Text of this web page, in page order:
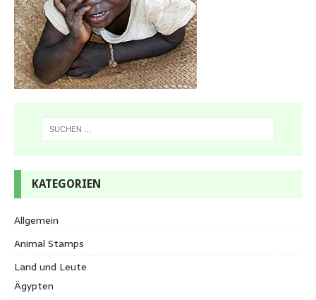
KATEGORIEN
Allgemein
Animal Stamps
Land und Leute
Ägypten